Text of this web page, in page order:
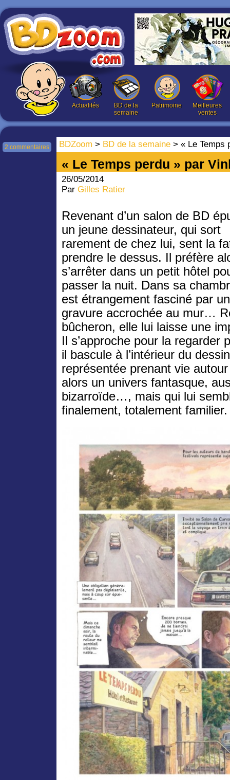
Actualités
BD de la
semaine
Patrimoine
Meilleures
ventes
BDZoom > BD de la semaine > « Le Temps
2 commentaires
« Le Temps perdu » par
26/05/2014
Par Gilles Ratier
Revenant d’un salon de BD
un jeune dessinateur, qui sort
rarement de chez lui, sent la
prendre le dessus. Il préfère
s’arrêter dans un petit hôtel
passer la nuit. Dans sa
est étrangement fasciné par
gravure accrochée au mur…
bûcheron, elle lui laisse une
Il s’approche pour la regarder
il bascule à l’intérieur du
représentée prenant vie
alors un univers fantasque,
bizarroïde…, mais qui lui
finalement, totalement familier.